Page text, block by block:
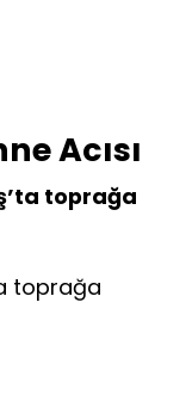
Acısı
toprağa
toprağa